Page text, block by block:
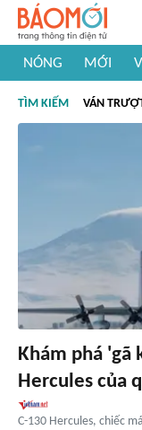
NÓNG MỚI
#Khám phá thế giới
TÌM KIẾM VÁN
Khám phá 'gã
Hercules của
C-130 Hercules, chiếc